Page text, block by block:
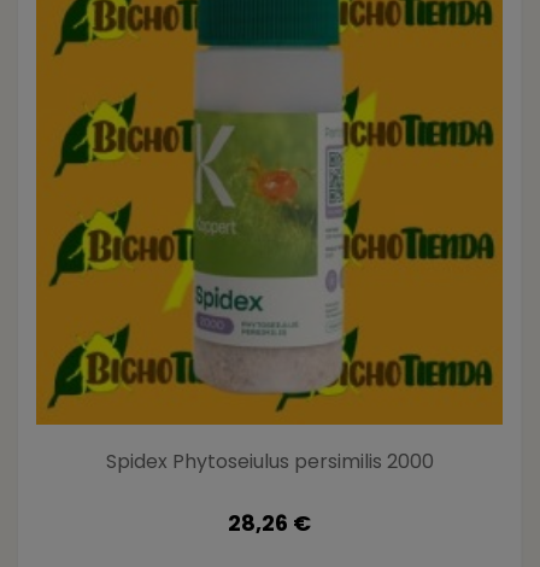
Spidex Phytoseiulus persimilis 2000
28,26 €